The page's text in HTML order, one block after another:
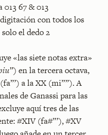
67 & 013
con todos los
el dedo 2
«las siete notas extra»
) en la tercera octava,
a la XX (mi””). A
de Ganassi para las
aquí tres de las
#XIV (fa#”’), #XV